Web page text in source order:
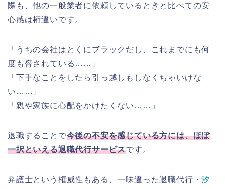
際も、他の一般業者に依頼しているときと比べての安
心感は桁違いです。
「うちの会社はとくにブラックだし、これまでにも何
度も脅されている……」
「下手なことをしたら引っ越しもしなくちゃいけな
い……」
「親や家族に心配をかけたくない……」
退職することで今後の不安を感じている方には、ほぼ
一択といえる退職代行サービスです。
弁護士という権威性もある、一味違った退職代行・汐